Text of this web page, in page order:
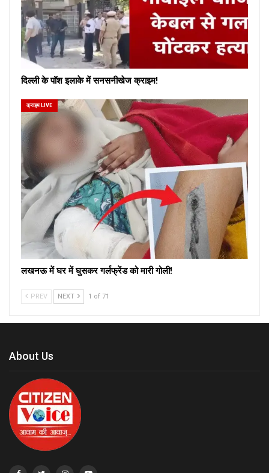
दिल्ली के पॉश इलाके में सनसनीखेज क्राइम!
क्राइम LIVE
लखनऊ में घर में घुसकर गर्लफ्रेंड को मारी गोली!
PREV NEXT 1 of 71
About Us